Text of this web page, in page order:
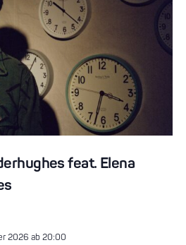
feat. Elena
2026 ab 20:00